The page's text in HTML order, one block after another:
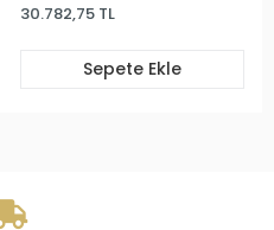
30.782,75 TL
Sepete Ekle